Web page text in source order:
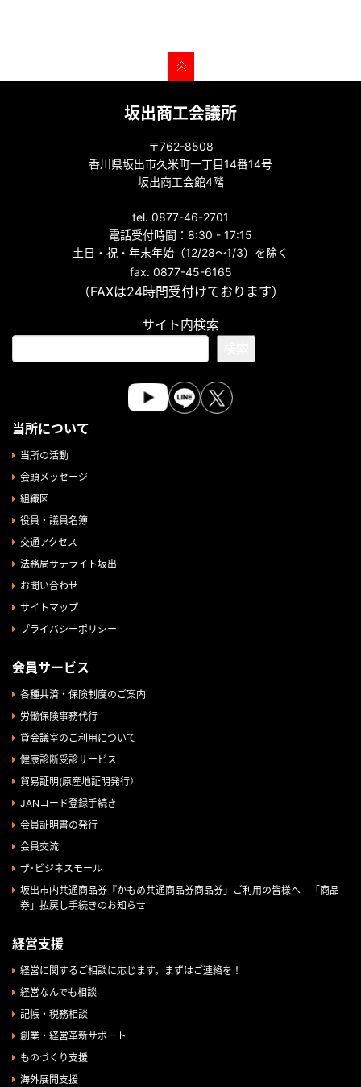
坂出商工会議所
〒762-8508
香川県坂出市久米町一丁目14番14号
坂出商工会館4階
tel. 0877-46-2701
電話受付時間：8:30 - 17:15
土日・祝・年末年始（12/28～1/3）を除く
fax. 0877-45-6165
（FAXは24時間受付けております）
サイト内検索
当所について
当所の活動
会頭メッセージ
組織図
役員・議員名簿
交通アクセス
法務局サテライト坂出
お問い合わせ
サイトマップ
プライバシーポリシー
会員サービス
各種共済・保険制度のご案内
労働保険事務代行
貸会議室のご利用について
健康診断受診サービス
貿易証明(原産地証明発行）
JANコード登録手続き
会員証明書の発行
会員交流
ザ･ビジネスモール
坂出市内共通商品券『かもめ共通商品券商品券」ご利用の皆様へ 「商品
券」払戻し手続きのお知らせ
経営支援
経営に関するご相談に応じます。まずはご連絡を！
経営なんでも相談
記帳・税務相談
創業・経営革新サポート
ものづくり支援
海外展開支援